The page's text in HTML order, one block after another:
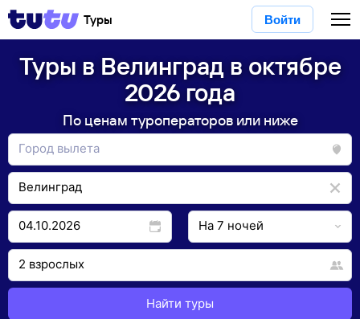
Туры Войти
Туры в Велинград в октябре
2026 года
По ценам туроператоров или ниже
Найти туры